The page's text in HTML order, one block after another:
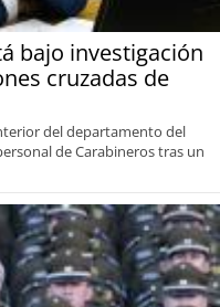
bajo investigación
cruzadas de
del departamento del
de Carabineros tras un